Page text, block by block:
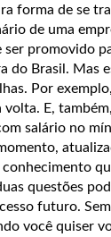
forma de se
de uma
ser promovido
do Brasil. Mas
Por
volta. E,
salário no
questões
futuro.
você quiser